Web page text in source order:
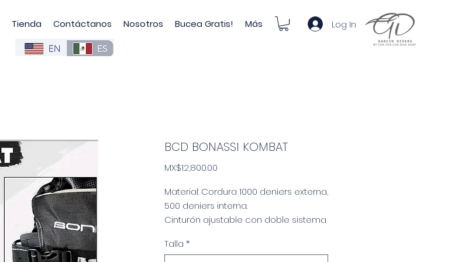
Tienda Contáctanos Nosotros Bucea Gratis! Más Log In
BCD BONASSI KOMBAT
MX$12,800.00
Material: Cordura 1000 deniers externa,
500 deniers interna.
Cinturón ajustable con doble sistema
uno.
Talla *